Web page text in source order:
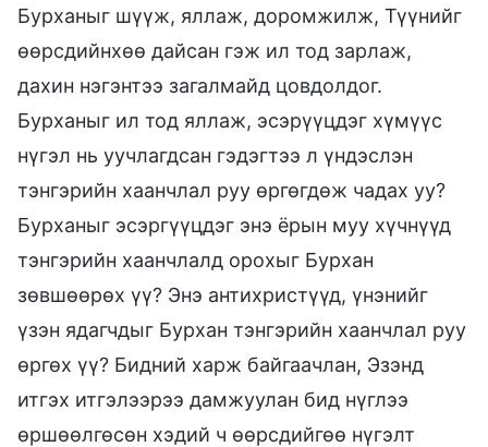
Бурханыг шүүж, яллаж, доромжилж, Түүнийг
өөрсдийнхөө дайсан гэж ил тод зарлаж,
дахин нэгэнтээ загалмайд цовдолдог.
Бурханыг ил тод яллаж, эсэрүүцдэг хүмүүс
нүгэл нь уучлагдсан гэдэгтээ л үндэслэн
тэнгэрийн хаанчлал руу өргөгдөж чадах уу?
Бурханыг эсэргүүцдэг энэ ёрын муу хүчнүүд
тэнгэрийн хаанчлалд орохыг Бурхан
зөвшөөрөх үү? Энэ антихристүүд, үнэнийг
үзэн ядагчдыг Бурхан тэнгэрийн хаанчлал руу
өргөх үү? Бидний харж байгаачлан, Эзэнд
итгэх итгэлээрээ дамжуулан бид нүглээ
өршөөлгөсөн хэдий ч өөрсдийгөө нүгэлт